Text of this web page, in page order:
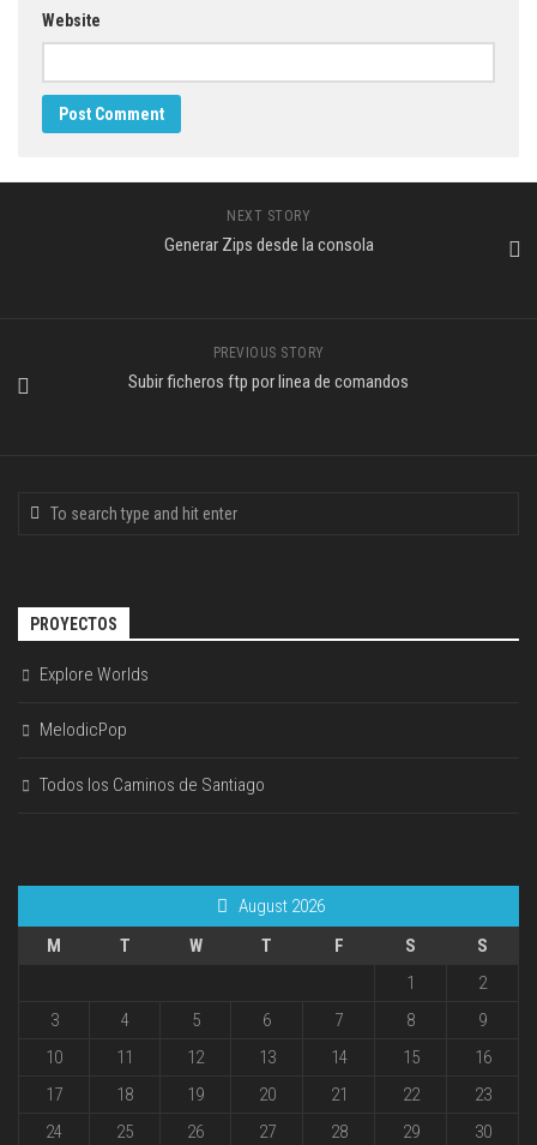
Website
NEXT STORY
Generar Zips desde la consola
PREVIOUS STORY
Subir ficheros ftp por linea de comandos
PROYECTOS
Explore Worlds
MelodicPop
Todos los Caminos de Santiago
August 2026
M
T W T F S
S
1
2
3
4 5 6 7 8
9
10
11 12 13 14 15
16
17
18 19 20 21 22
23
24
25 26 27 28 29
30